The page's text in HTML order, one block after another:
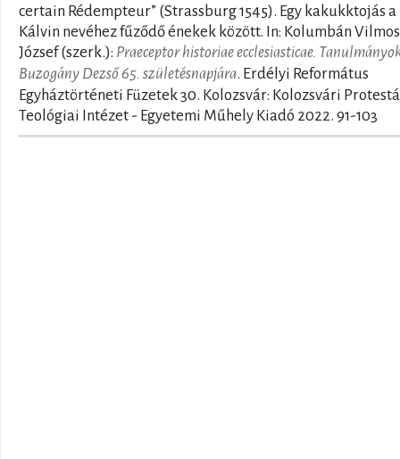
certain Rédempteur” (Strassburg 1545). Egy kakukktojás a
Kálvin nevéhez fűződő énekek között. In: Kolumbán Vilmos
József (szerk.): Praeceptor historiae ecclesiasticae.
Buzogány Dezső 65. születésnapjára. Erdélyi Református
Egyháztörténeti Füzetek 30. Kolozsvár: Kolozsvári
Teológiai Intézet - Egyetemi Műhely Kiadó 2022. 91-103